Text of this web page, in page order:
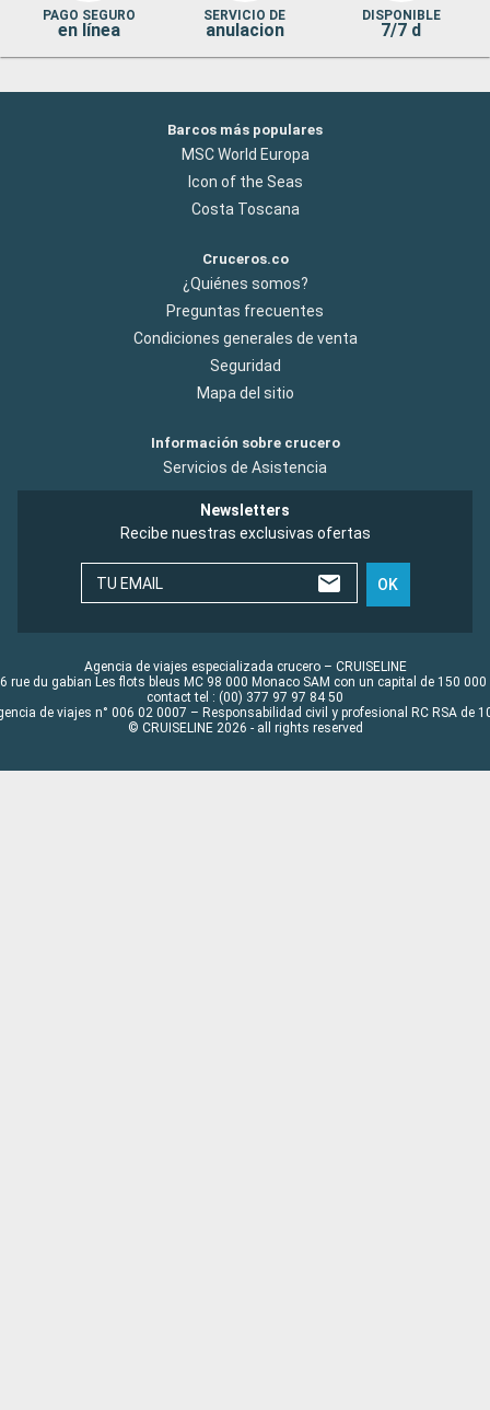
PAGO SEGURO
en línea
SERVICIO DE
anulacion
DISPONIBLE
7/7 d
Barcos más populares
MSC World Europa
Icon of the Seas
Costa Toscana
Cruceros.co
¿Quiénes somos?
Preguntas frecuentes
Condiciones generales de venta
Seguridad
Mapa del sitio
Información sobre crucero
Servicios de Asistencia
Newsletters
Recibe nuestras exclusivas ofertas
TU EMAIL OK
Agencia de viajes especializada crucero – CRUISELINE
rue du gabian Les flots bleus MC 98 000 Monaco SAM con un capital de 150 000
contact tel : (00) 377 97 97 84 50
de viajes n° 006 02 0007 – Responsabilidad civil y profesional RC RSA de
© CRUISELINE 2026 - all rights reserved